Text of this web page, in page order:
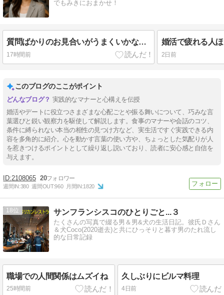
でもみきにおまかせ！
質問ばかりのお見合いがうまくいかない理由
17時間前 2日前
このブログのここがポイント
実践的なマナーと心構えを伝授
婚活やデートに役立つさまざまな心配ごとや振る舞いについて、巧みな言
葉選びと鋭い観察力を駆使して解説します。食事のマナーや会話のコツ、
条件に縛られない本当の相性の見つけ方など、実生活ですぐ実践できる内
容を多角的に紹介。心を動かす言葉の使い方や、ちょっとした気配りが人
を惹きつけるポイントとして繰り返し説いており、読者に安心感と自信を
与えます。
2108065 20
週間IN:380 週間OUT:960 月間IN:1820
18 サンフランシスコのひとりごと...３
たくさんの写真で綴る男＆男&犬の生活日記。彼氏Ｄさん
＆犬Coco(2020逝去)と共にひっそりと暮す男のたれ流し
的な日常記録
職場での人間関係はムズイね
25時間前
久しぶりにビルマ料理
4日前